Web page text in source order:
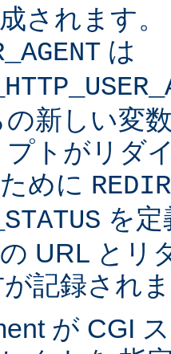
されます
は
新しい変
トがリダ
めに
を
URL とリ
記録され
が CGI